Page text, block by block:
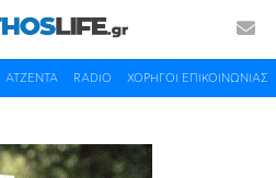
ΧΟΡΗΓΟΙ ΕΠΙΚΟΙΝΩΝΙΑΣ
RADIO
ΑΤΖΕΝΤΑ